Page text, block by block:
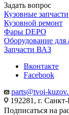
Задать вопрос
Кузовные запчасти
Кузовной ремонт
Фары DEPO
Оборудование для
Запчасти ВАЗ
Вконтакте
Facebook
parts@tvoi-
192281, г.
Подписаться на